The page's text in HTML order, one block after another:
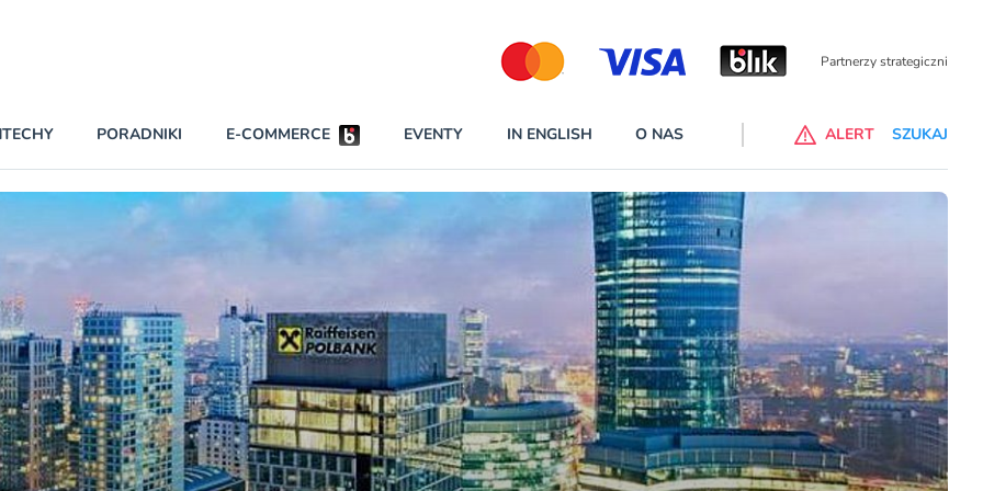
Partnerzy wspierający
BEZPIECZEŃSTWO
PRAWO
RAPORTY SPECJALNE
NAJCZĘŚCIEJ CZYTANE
Darmowy dostęp do ChataGPT Go dla klientów Revoluta. Nowy benefit we
W najniższych planach – Standard i Plus – z usługi będzie można korzsytać za
darmo przez trzy miesiące
Czytaj więcej
PORADNIKI E-COMMERCE EVENTY IN ENGLISH O NAS ALERT SZUKAJ